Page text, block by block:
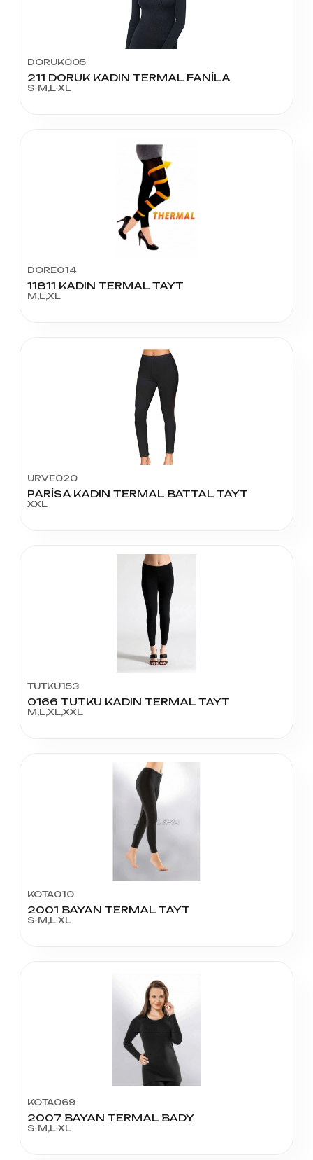
DORUK005
211 DORUK KADIN TERMAL FANİLA
S-M,L-XL
DORE014
11811 KADIN TERMAL TAYT
M,L,XL
URVE020
PARİSA KADIN TERMAL BATTAL TAYT
XXL
TUTKU153
0166 TUTKU KADIN TERMAL TAYT
M,L,XL,XXL
KOTA010
2001 BAYAN TERMAL TAYT
S-M,L-XL
KOTA069
2007 BAYAN TERMAL BADY
S-M,L-XL